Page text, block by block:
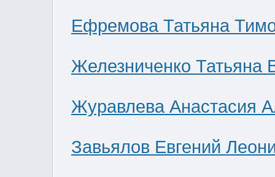
Ефремова Татьяна
Железниченко Татьяна
Журавлева Анастасия
Завьялов Евгений